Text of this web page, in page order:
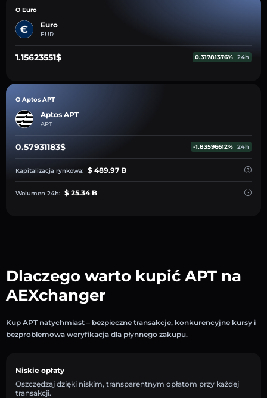
O Euro
Euro
EUR
1.15623551$ 0.31781376% 24h
O Aptos APT
Aptos APT
APT
0.57931183$ -1.83596612% 24h
Kapitalizacja rynkowa: $ 489.97 B
Wolumen 24h: $ 25.34 B
Dlaczego warto kupić APT na
AEXchanger
Kup APT natychmiast – bezpieczne transakcje, konkurencyjne kursy i
bezproblemowa weryfikacja dla płynnego zakupu.
Niskie opłaty
Oszczędzaj dzięki niskim, transparentnym opłatom przy każdej
transakcji.